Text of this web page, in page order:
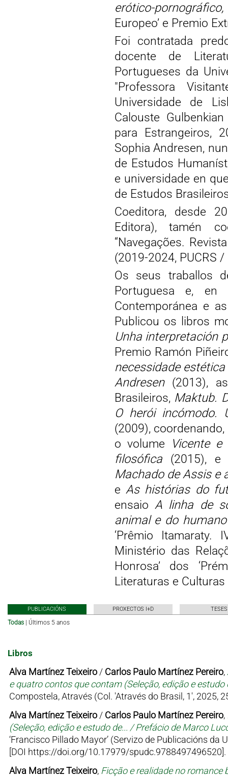
erótico-
Europeo’ e Premio
Foi contratada
docente de
Portugueses da
"Professora
Universidade de
Calouste
para Estrangeiros,
Sophia Andresen,
de Estudos
e universidade en
de Estudos
Coeditora, desde
Editora), tamén
“Navegações.
(2019-2024, PUCRS /
Os seus traballos
Portuguesa e, en
Contemporánea e
Publicou os libros
Unha interpretación
Premio Ramón
necessidade
Andresen(2013),
Brasileiros, Maktub.
O herói incómodo.
(2009),
o volume
Vicente
filosófica(2015), e
Machado de Assis e
e As histórias do
ensaio A linha de
animal e do
‘Prêmio Itamaraty.
Ministério das
Honrosa’ dos
Literaturas e
PUBLICACIÓNS PROXECTOS I+D TESES
Todas Últimos 5 anos
Libros
Alva Martínez Teixeiro/ Carlos Paulo Martínez Pereiro,
e quatro contos que contam (Seleção, edição e
Compostela, Através (Col. 'Através do Brasil, 1', 2025,
Alva Martínez Teixeiro/ Carlos Paulo Martínez Pereiro,
(Seleção, edição e estudo de... / Prefácio de Marco
‘Francisco Pillado Mayor’ (Servizo de Publicacións da
[DOI https://doi.org/10.17979/spudc.9788497496520].
Alva Martínez Teixeiro, Ficção e realidade no romance